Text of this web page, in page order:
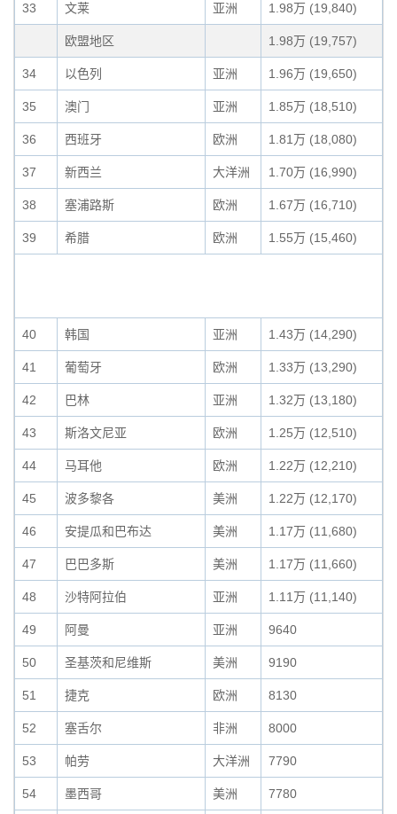
33 文莱 亚洲 1.98万 (19,840)
欧盟地区 1.98万 (19,757)
34 以色列 亚洲 1.96万 (19,650)
35 澳门 亚洲 1.85万 (18,510)
36 西班牙 欧洲 1.81万 (18,080)
37 新西兰 大洋洲 1.70万 (16,990)
38 塞浦路斯 欧洲 1.67万 (16,710)
39 希腊 欧洲 1.55万 (15,460)
40 韩国 亚洲 1.43万 (14,290)
41 葡萄牙 欧洲 1.33万 (13,290)
42 巴林 亚洲 1.32万 (13,180)
43 斯洛文尼亚 欧洲 1.25万 (12,510)
44 马耳他 欧洲 1.22万 (12,210)
45 波多黎各 美洲 1.22万 (12,170)
46 安提瓜和巴布达 美洲 1.17万 (11,680)
47 巴巴多斯 美洲 1.17万 (11,660)
48 沙特阿拉伯 亚洲 1.11万 (11,140)
49 阿曼 亚洲 9640
50 圣基茨和尼维斯 美洲 9190
51 捷克 欧洲 8130
52 塞舌尔 非洲 8000
53 帕劳 大洋洲 7790
54 墨西哥 美洲 7780